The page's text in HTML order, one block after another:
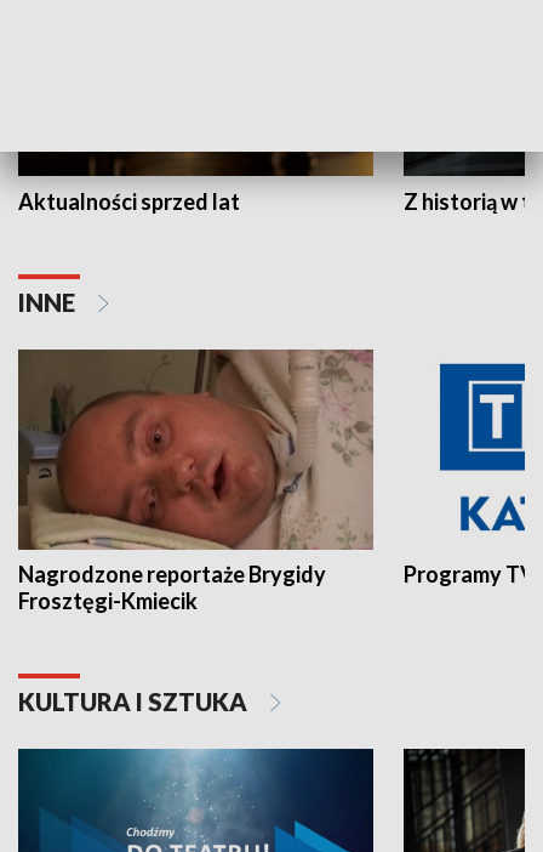
Aktualności sprzed lat Z historią w
INNE
Nagrodzone reportaże Brygidy
Frosztęgi-Kmiecik
Programy
KULTURA I SZTUKA